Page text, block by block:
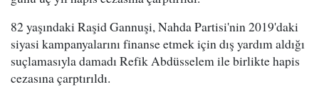
82 yaşındaki Raşid Gannuşi, Nahda Partisi'nin 2019'daki
siyasi kampanyalarını finanse etmek için dış yardım aldığı
suçlamasıyla damadı Refik Abdüsselem ile birlikte hapis
cezasına çarptırıldı.